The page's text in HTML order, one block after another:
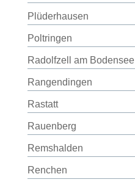
Plüderhausen
Poltringen
Radolfzell am Bodensee
Rangendingen
Rastatt
Rauenberg
Remshalden
Renchen